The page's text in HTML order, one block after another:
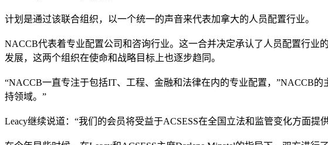
计划是通过该联合组织，以一个统一的声音来代表加拿大的人员配置行业。
NACCB代表着专业配置公司和咨询行业。这一合并决定承认了人员配置行业
发展，这两个组织在使命和战略目标上也逐步趋同。
“NACCB一直专注于包括IT、工程、金融和法律在内的专业配置，”NACCB
持领域。”
Leacy继续说道：“我们的会员将受益于ACSESS在全国立法和监管变化方面